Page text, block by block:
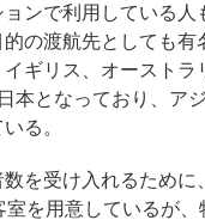
ンで利用している人
の渡航先としても有
ギリス、オーストラ
本となっており、ア
る。
を受け入れるために
室を用意しているが、